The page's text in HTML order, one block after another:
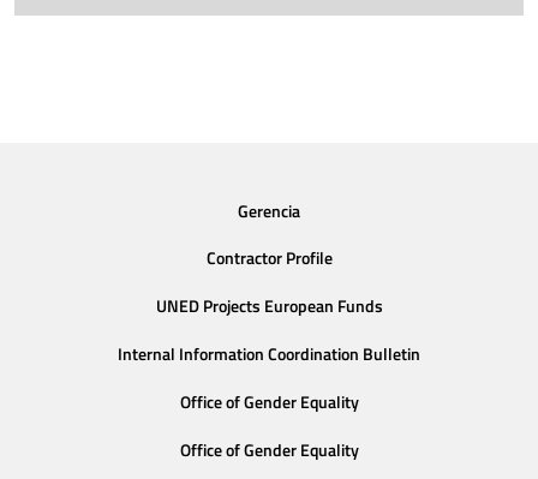
Gerencia
Contractor Profile
UNED Projects European Funds
Internal Information Coordination Bulletin
Office of Gender Equality
Office of Gender Equality